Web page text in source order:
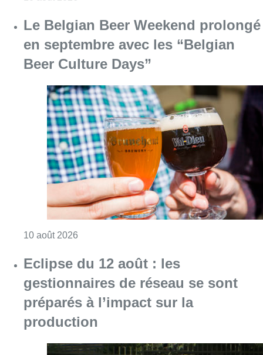
Le Belgian Beer Weekend prolongé
en septembre avec les “Belgian
Beer Culture Days”
10 août 2026
Eclipse du 12 août : les
gestionnaires de réseau se sont
préparés à l’impact sur la
production